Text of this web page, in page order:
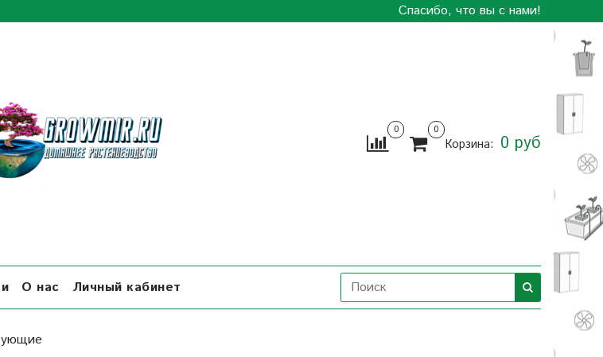
Спасибо, что вы с нами!
0 0
Корзина: 0 руб
О нас Личный кабинет